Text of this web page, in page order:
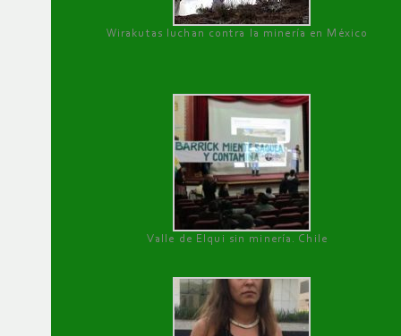
Wirakutas luchan contra la minería en México
Valle de Elqui sin minería. Chile